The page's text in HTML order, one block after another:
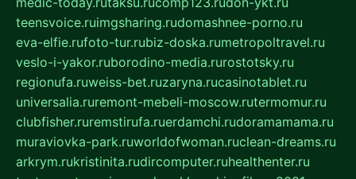
teensvoice.ruimgsharing.rudomashnee-porno.ru
eva-elfie.rufoto-tur.rubiz-doska.rumetropoltravel.ru
veslo-i-yakor.ruborodino-media.rurostotsky.ru
regionufa.ruweiss-bet.ruzaryna.rucasinotablet.ru
universalia.ruremont-mebeli-moscow.rutermomur.ru
clubfisher.ruremstirufa.ruerdamchi.rudoramamama.ru
muraviovka-park.ruworldofwoman.ruclean-dreams.ru
arkrym.rukristinita.rudircomputer.ruhealthenter.ru